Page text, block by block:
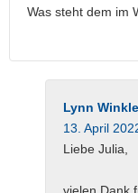
Was steht dem im
Lynn
13. April
Liebe Julia,